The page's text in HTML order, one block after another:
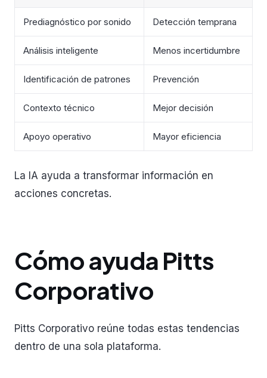
Prediagnóstico por sonido Detección temprana
Análisis inteligente Menos incertidumbre
Identificación de patrones Prevención
Contexto técnico Mejor decisión
Apoyo operativo Mayor eficiencia
La IA ayuda a transformar información en
acciones concretas.
Cómo ayuda Pitts
Corporativo
Pitts Corporativo reúne todas estas tendencias
dentro de una sola plataforma.